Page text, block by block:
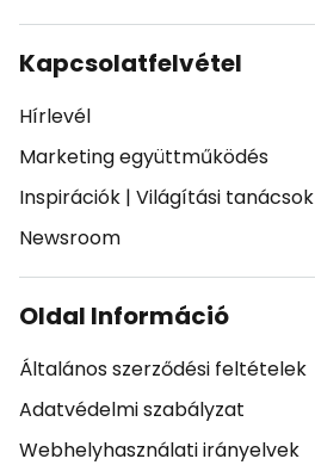
Kapcsolatfelvétel
Hírlevél
Marketing együttműködés
Inspirációk | Világítási tanácsok
Newsroom
Oldal Információ
Általános szerződési feltételek
Adatvédelmi szabályzat
Webhelyhasználati irányelvek